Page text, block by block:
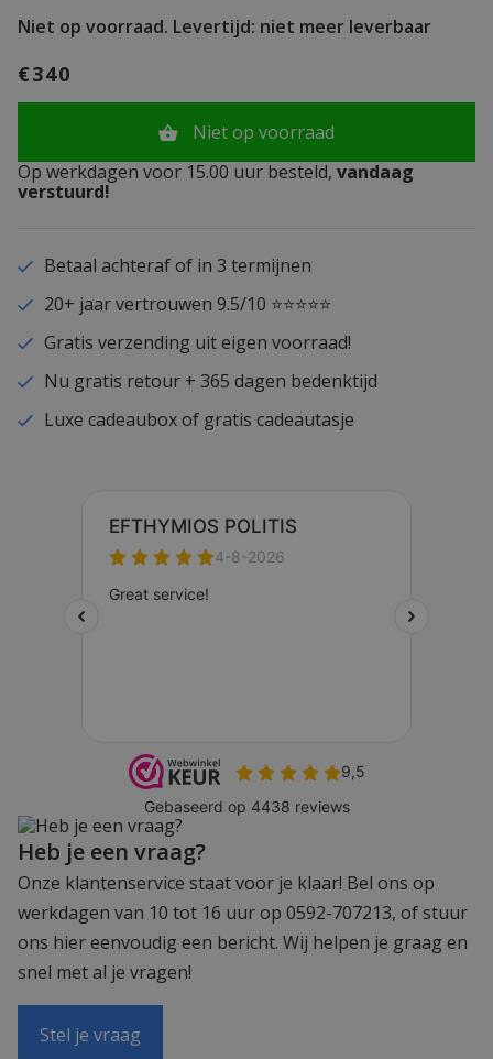
Niet op voorraad. Levertijd: niet meer leverbaar
€340
Niet op voorraad
Op werkdagen voor 15.00 uur besteld, vandaag
verstuurd!
Betaal achteraf of in 3 termijnen
20+ jaar vertrouwen 9.5/10 ⭐⭐⭐⭐⭐
Gratis verzending uit eigen voorraad!
Nu gratis retour + 365 dagen bedenktijd
Luxe cadeaubox of gratis cadeautasje
Heb je een vraag?
Onze klantenservice staat voor je klaar! Bel ons op
werkdagen van 10 tot 16 uur op 0592-707213, of stuur
ons hier eenvoudig een bericht. Wij helpen je graag en
snel met al je vragen!
Stel je vraag